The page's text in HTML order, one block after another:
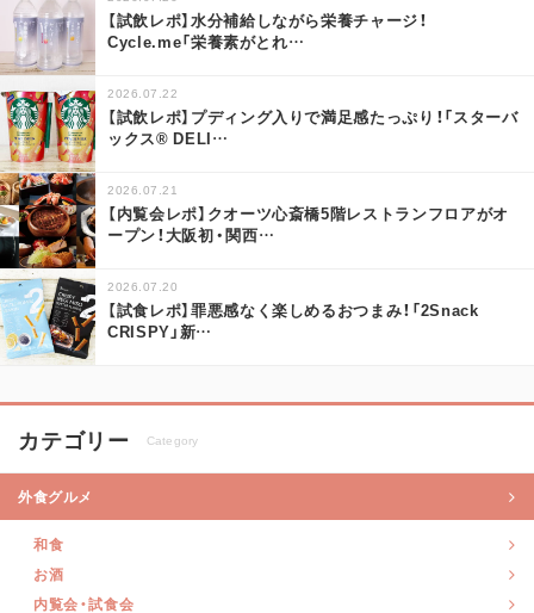
【試飲レポ】水分補給しながら栄養チャージ！
Cycle.me「栄養素がとれ…
2026.07.22
【試飲レポ】プディング入りで満足感たっぷり！「スターバ
ックス® DELI…
2026.07.21
【内覧会レポ】クオーツ心斎橋5階レストランフロアがオ
ープン！大阪初・関西…
2026.07.20
【試食レポ】罪悪感なく楽しめるおつまみ！「2Snack
CRISPY」新…
カテゴリー Category
外食グルメ
和食
お酒
内覧会・試食会